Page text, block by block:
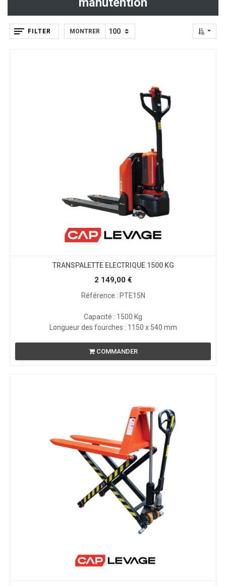
FILTER MONTRER
TRANSPALETTE ELECTRIQUE 1500 KG
2 149,00€
Référence : PTE15N
Capacité : 1500 Kg
Longueur des fourches : 1150 x 540 mm
COMMANDER